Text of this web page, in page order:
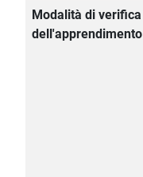
Modalità di verifica
dell'apprendimento